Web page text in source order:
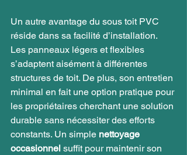
Un autre avantage du sous toit PVC
réside dans sa facilité d’installation.
Les panneaux légers et flexibles
s’adaptent aisément à différentes
structures de toit. De plus, son entretien
minimal en fait une option pratique pour
les propriétaires cherchant une solution
durable sans nécessiter des efforts
constants. Un simple nettoyage
occasionnel suffit pour maintenir son